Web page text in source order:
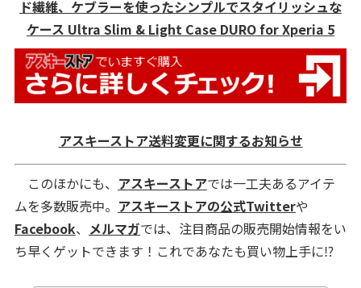
ド繊維、ケブラーを使ったシンプルでスタイリッシュな
ケース Ultra Slim & Light Case DURO for Xperia 5
アスキーストア送料変更に関するお知らせ
このほかにも、 アスキーストアでは一工夫あるアイテ
ムを多数販売中。 アスキーストアの公式Twitterや
Facebook、 メルマガでは、注目商品の販売開始情報をい
ち早くゲットできます！これであなたも買い物上手に⁉